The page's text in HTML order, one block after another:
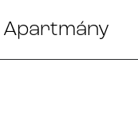
Apartmány